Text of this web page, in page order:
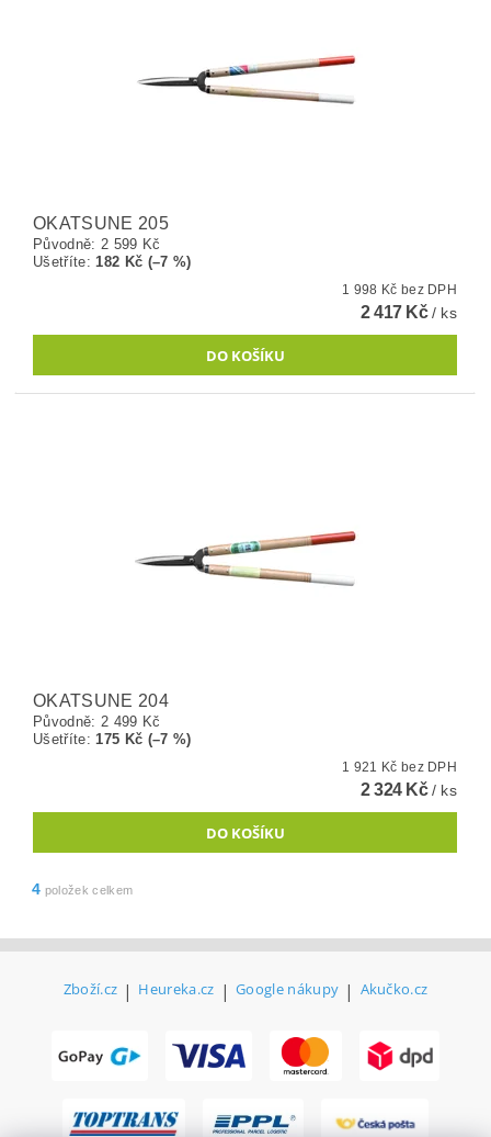
OKATSUNE 205
Původně: 2 599 Kč
Ušetříte:182 Kč (–7 %)
1 998 Kč bez DPH
2 417 Kč/ ks
OKATSUNE 204
Původně: 2 499 Kč
Ušetříte:175 Kč (–7 %)
1 921 Kč bez DPH
2 324 Kč/ ks
4 položek celkem
Zboží.cz | Heureka.cz | Google nákupy | Akučko.cz